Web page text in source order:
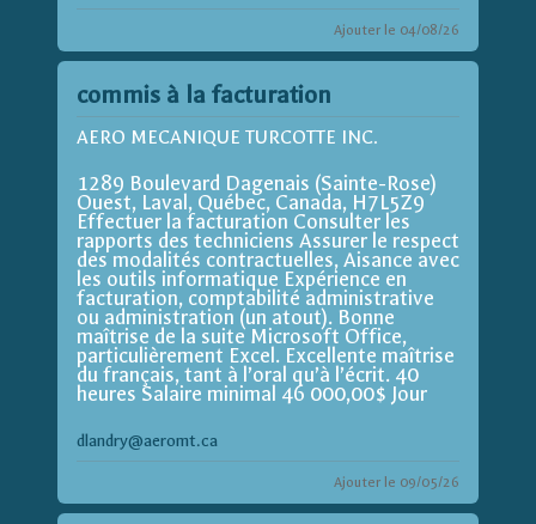
Ajouter le 04/08/26
commis à la facturation
AERO MECANIQUE TURCOTTE INC.
1289 Boulevard Dagenais (Sainte-Rose)
Ouest, Laval, Québec, Canada, H7L5Z9
Effectuer la facturation Consulter les
rapports des techniciens Assurer le respect
des modalités contractuelles, Aisance avec
les outils informatique Expérience en
facturation, comptabilité administrative
ou administration (un atout). Bonne
maîtrise de la suite Microsoft Office,
particulièrement Excel. Excellente maîtrise
du français, tant à l’oral qu’à l’écrit. 40
heures Salaire minimal 46 000,00$ Jour
dlandry@aeromt.ca
Ajouter le 09/05/26